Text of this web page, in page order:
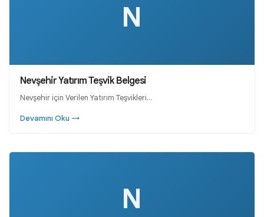
N
Nevşehir Yatırım Teşvik Belgesi
Nevşehir için Verilen Yatırım Teşvikleri…
Devamını Oku →
N